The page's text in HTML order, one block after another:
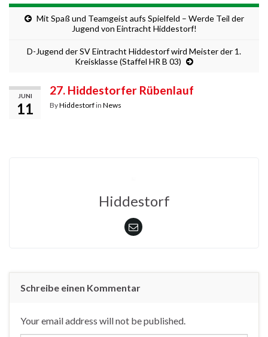
Mit Spaß und Teamgeist aufs Spielfeld – Werde Teil der
Jugend von Eintracht Hiddestorf!
D-Jugend der SV Eintracht Hiddestorf wird Meister der 1.
Kreisklasse (Staffel HR B 03)
JUNI
11
27. Hiddestorfer Rübenlauf
ByHiddestorfin News
Hiddestorf
Schreibe einen Kommentar
Your email address will not be published.